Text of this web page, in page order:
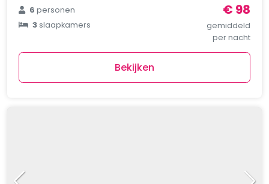
6personen
3slaapkamers
€ 98
gemiddeld
per nacht
Bekijken